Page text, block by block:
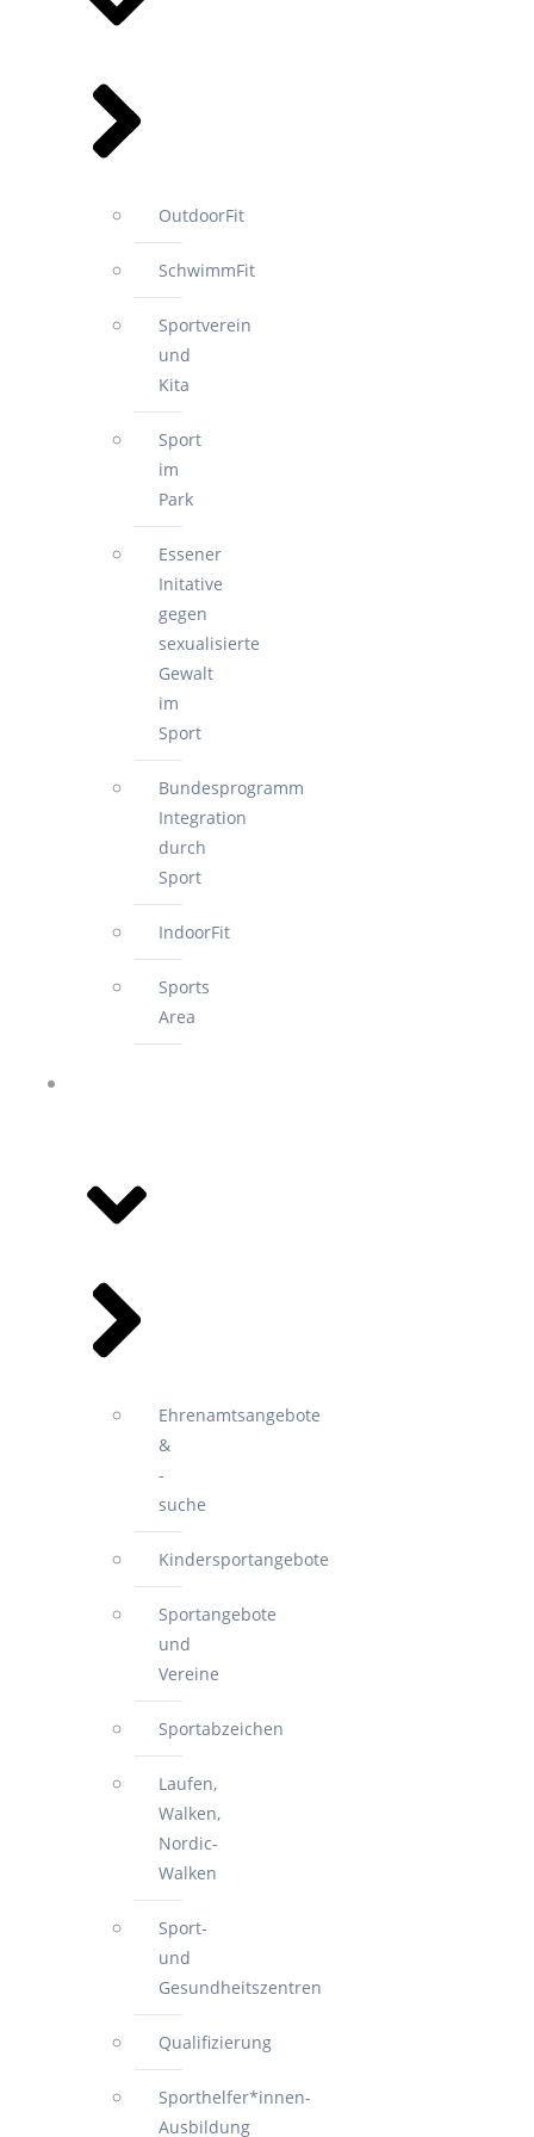
OutdoorFit
SchwimmFit
Sportverein
und
Kita
Sport
im
Park
Essener
Initative
gegen
sexualisierte
Gewalt
im
Sport
Bundesprogramm
Integration
durch
Sport
IndoorFit
Sports
Area
Ehrenamtsangebote
&
-
suche
Kindersportangebote
Sportangebote
und
Vereine
Sportabzeichen
Laufen,
Walken,
Nordic-
Walken
Sport-
und
Gesundheitszentren
Qualifizierung
Sporthelfer*innen-
Ausbildung